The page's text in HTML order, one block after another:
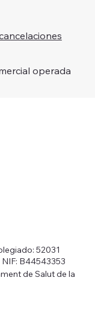
operada
52031
NIF: B44543353
de Salut de la